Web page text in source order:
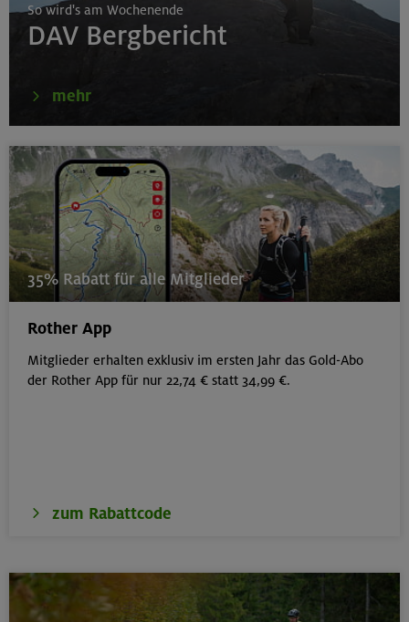
So wird's am Wochenende
DAV Bergbericht
mehr
35% Rabatt für alle Mitglieder
Rother App
Mitglieder erhalten exklusiv im ersten Jahr das Gold-Abo
der Rother App für nur 22,74 € statt 34,99 €.
zum Rabattcode